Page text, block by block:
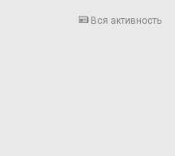
Вся активность